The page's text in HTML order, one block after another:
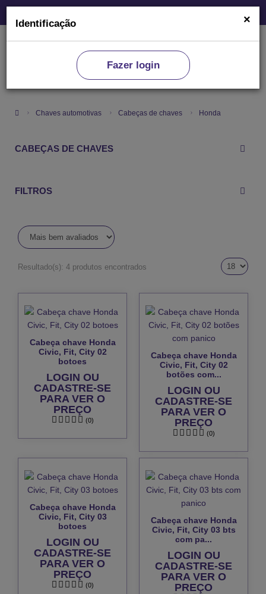
Chaves automotivas Cabeças de chaves Honda
CABEÇAS DE CHAVES
FILTROS
Resultado(s): 4 produtos encontrados
Cabeça chave Honda
Civic, Fit, City 02
botoes
LOGIN OU
CADASTRE-SE
PARA VER O
PREÇO
(0)
Cabeça chave Honda
Civic, Fit, City 02
botões com...
LOGIN OU
CADASTRE-SE
PARA VER O
PREÇO
(0)
Cabeça chave Honda
Civic, Fit, City 03
botoes
LOGIN OU
CADASTRE-SE
PARA VER O
PREÇO
(0)
Cabeça chave Honda
Civic, Fit, City 03 bts
com pa...
LOGIN OU
CADASTRE-SE
PARA VER O
PREÇO
×
Identificação
Fazer login